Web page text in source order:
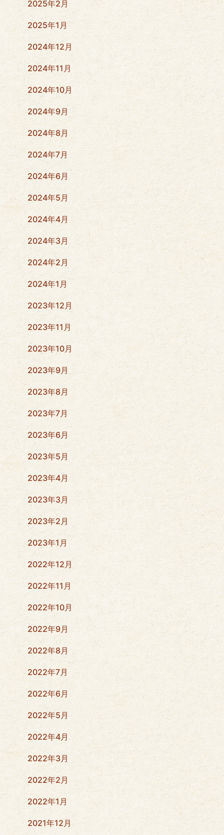
2025年2月
2025年1月
2024年12月
2024年11月
2024年10月
2024年9月
2024年8月
2024年7月
2024年6月
2024年5月
2024年4月
2024年3月
2024年2月
2024年1月
2023年12月
2023年11月
2023年10月
2023年9月
2023年8月
2023年7月
2023年6月
2023年5月
2023年4月
2023年3月
2023年2月
2023年1月
2022年12月
2022年11月
2022年10月
2022年9月
2022年8月
2022年7月
2022年6月
2022年5月
2022年4月
2022年3月
2022年2月
2022年1月
2021年12月